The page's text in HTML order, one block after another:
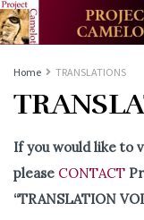
Home TRANSLATIONS
If you would like to
please CONTACT
“TRANSLATION